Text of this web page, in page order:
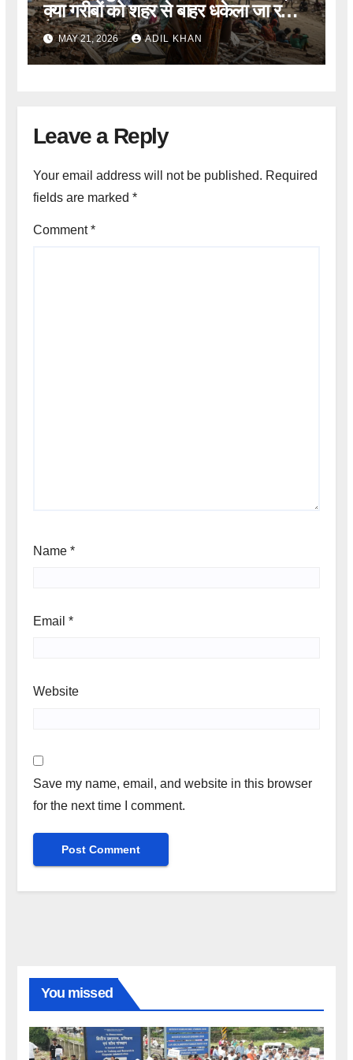
क्या गरीबों को शहर से बाहर धकेला जा रहा
है?MAY 21, 2026 ADIL KHAN
Leave a Reply
Your email address will not be published. Required
fields are marked *
Comment*
Name *
Email *
Website
Save my name, email, and website in this browser
for the next time I comment.
You missed